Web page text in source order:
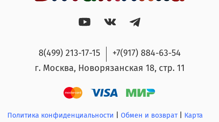
8(499) 213-17-15
+7(917) 884-63-54
г. Москва, Новорязанская 18, стр. 11
Политика конфиденциальности Обмен и возврат
Карта